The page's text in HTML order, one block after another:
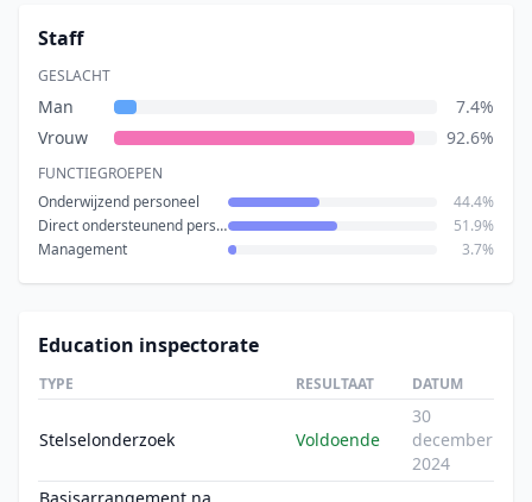
Staff
GESLACHT
Man
7.4%
Vrouw
92.6%
FUNCTIEGROEPEN
Onderwijzend personeel
44.4%
Direct ondersteunend personeel
51.9%
Management
3.7%
Education inspectorate
TYPE RESULTAAT DATUM
Stelselonderzoek Voldoende
30
december
2024